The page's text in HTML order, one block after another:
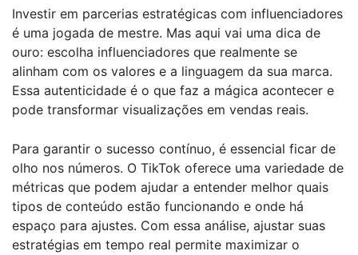
Investir em parcerias estratégicas com influenciadores
é uma jogada de mestre. Mas aqui vai uma dica de
ouro: escolha influenciadores que realmente se
alinham com os valores e a linguagem da sua marca.
Essa autenticidade é o que faz a mágica acontecer e
pode transformar visualizações em vendas reais.
Para garantir o sucesso contínuo, é essencial ficar de
olho nos números. O TikTok oferece uma variedade de
métricas que podem ajudar a entender melhor quais
tipos de conteúdo estão funcionando e onde há
espaço para ajustes. Com essa análise, ajustar suas
estratégias em tempo real permite maximizar o